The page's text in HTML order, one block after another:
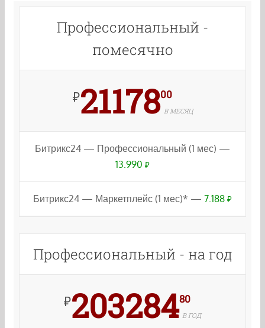
Профессиональный -
помесячно
₽2117800
В МЕСЯЦ
Битрикс24 — Профессиональный (1 мес) —
13.990 ₽
Битрикс24 — Маркетплейс (1 мес)* — 7.188 ₽
Профессиональный - на год
₽20328480
В ГОД